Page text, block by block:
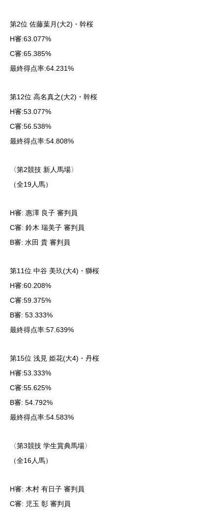
第2位 佐藤葉月(大2)・幹桜
H審:63.077%
C審:65.385%
最終得点率:64.231%
第12位 高名真之(大2)・幹桜
H審:53.077%
C審:56.538%
最終得点率:54.808%
〈第2競技 新人馬場〉
（全19人馬）
H審: 惠澤 良子 審判員
C審: 鈴木 瑞美子 審判員
B審: 水田 貴 審判員
第11位 中谷 美玖(大4)・獅桜
H審:60.208%
C審:59.375%
B審: 53.333%
最終得点率:57.639%
第15位 浅見 姫花(大4)・丹桜
H審:53.333%
C審:55.625%
B審: 54.792%
最終得点率:54.583%
〈第3競技 学生賞典馬場〉
（全16人馬）
H審: 木村 有日子 審判員
C審: 児玉 彰 審判員